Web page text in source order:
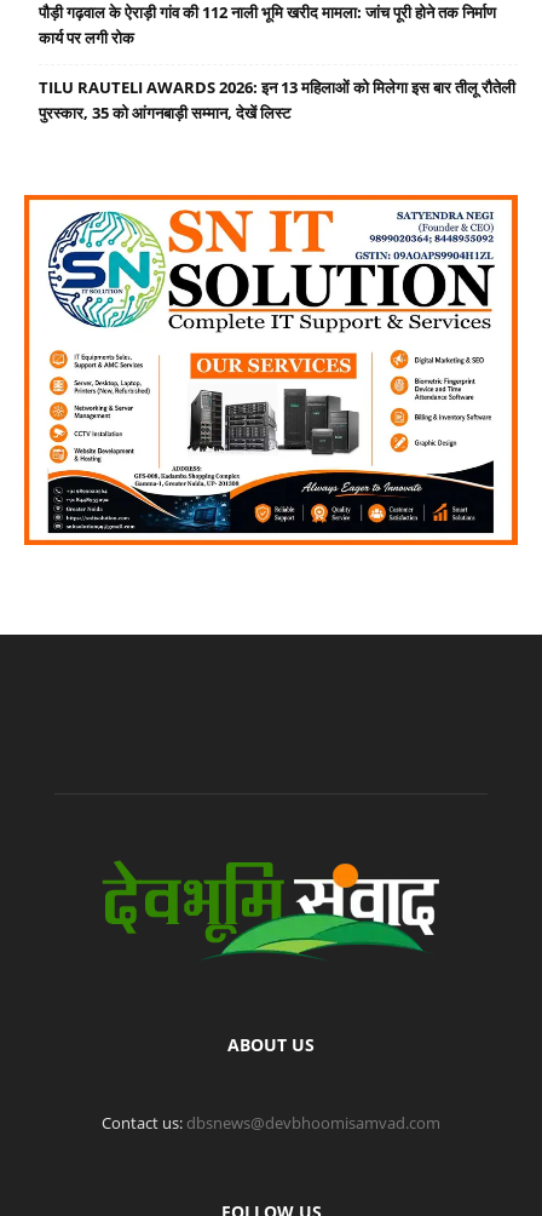
पौड़ी गढ़वाल के ऐराड़ी गांव की 112 नाली भूमि खरीद मामला: जांच पूरी होने तक निर्माण
कार्य पर लगी रोक
TILU RAUTELI AWARDS 2026: इन 13 महिलाओं को मिलेगा इस बार तीलू रौतेली
पुरस्कार, 35 को आंगनबाड़ी सम्मान, देखें लिस्ट
ABOUT US
Contact us: dbsnews@devbhoomisamvad.com